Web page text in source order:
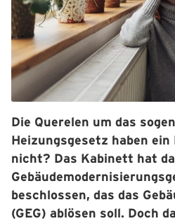
Die Querelen um das
Heizungsgesetz haben ein
nicht? Das Kabinett hat
beschlossen, das das
(GEG) ablösen soll. Doch